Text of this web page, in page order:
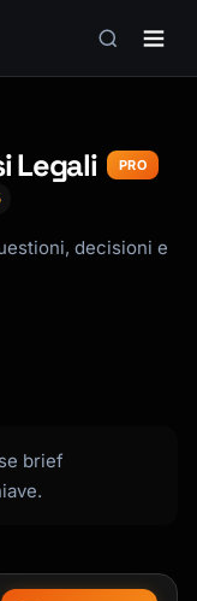
Legali PRO
decisioni e
brief